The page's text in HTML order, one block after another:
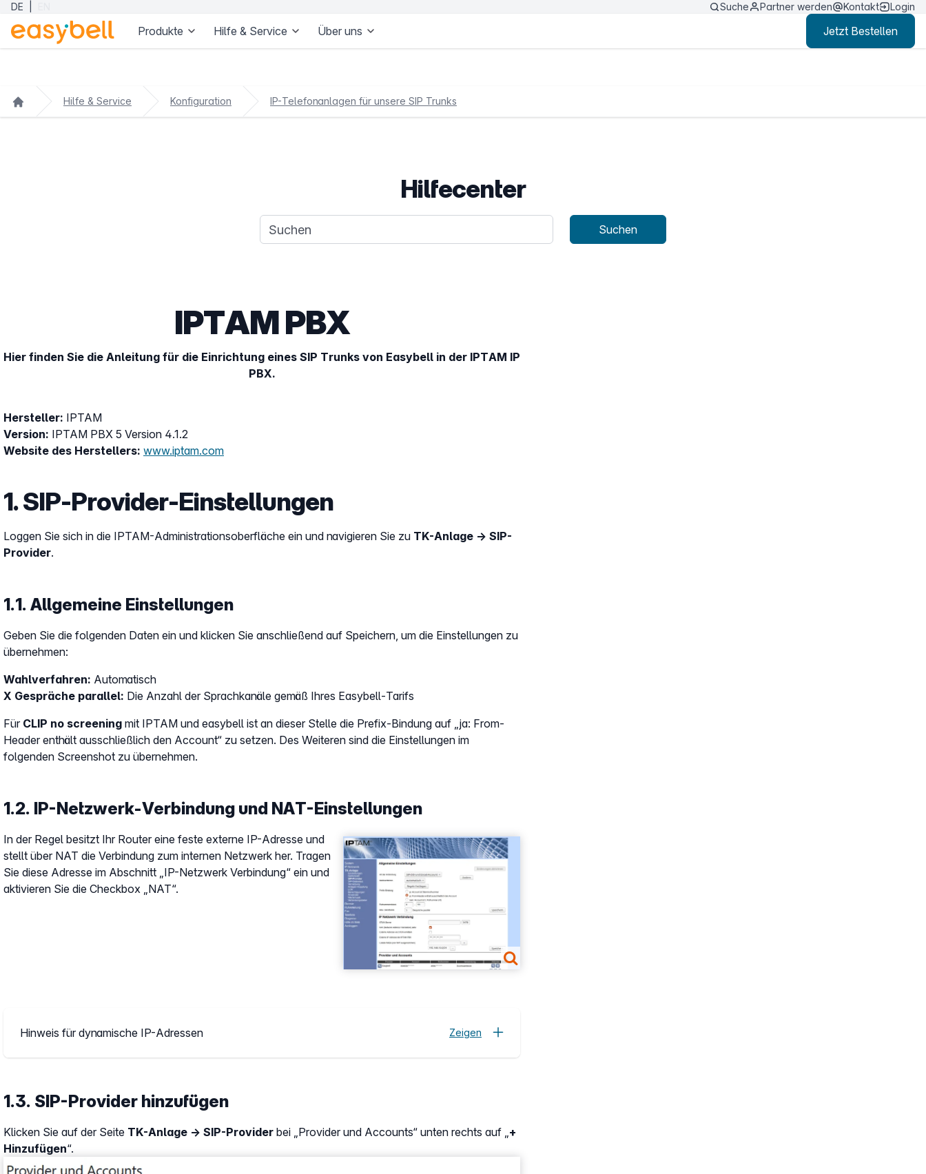
Zum Hauptinhalt springen
DE Suche Partner werden Kontakt Login
Produkte Hilfe & Service Über uns Jetzt Bestellen
Hilfe & Service Konfiguration IP-Telefonanlagen für unsere SIP Trunks
Hilfecenter
Suchanfrage Suchen
IPTAM PBX
Hier finden Sie die Anleitung für die Einrichtung eines SIP Trunks von Easybell in der IPTAM IP
PBX.
Hersteller: IPTAM
Version: IPTAM PBX 5 Version 4.1.2
Website des Herstellers: www.iptam.com
1. SIP-Provider-Einstellungen
Loggen Sie sich in die IPTAM-Administrationsoberfläche ein und navigieren Sie zu TK-Anlage → SIP-
Provider.
1.1. Allgemeine Einstellungen
Geben Sie die folgenden Daten ein und klicken Sie anschließend auf Speichern, um die Einstellungen zu
übernehmen:
Wahlverfahren: Automatisch
X Gespräche parallel: Die Anzahl der Sprachkanäle gemäß Ihres Easybell-Tarifs
Für CLIP no screening mit IPTAM und easybell ist an dieser Stelle die Prefix-Bindung auf „ja: From-
Header enthält ausschließlich den Account“ zu setzen. Des Weiteren sind die Einstellungen im
folgenden Screenshot zu übernehmen.
1.2. IP-Netzwerk-Verbindung und NAT-Einstellungen
Show larger version
In der Regel besitzt Ihr Router eine feste externe IP-Adresse und
stellt über NAT die Verbindung zum internen Netzwerk her. Tragen
Sie diese Adresse im Abschnitt „IP-Netzwerk Verbindung“ ein und
aktivieren Sie die Checkbox „NAT“.
Hinweis für dynamische IP-Adressen Zeigen
Show larger version
1.3. SIP-Provider hinzufügen
Klicken Sie auf der Seite TK-Anlage → SIP-Provider bei „Provider und Accounts“ unten rechts auf „ +
Hinzufügen“.